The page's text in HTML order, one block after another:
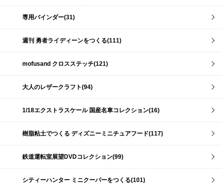
専用バインダー(31)
週刊 勇者ライディーンをつくる(111)
mofusand クロスステッチ(121)
大人のレザークラフト(94)
1/18エクストラスケール 国産名車コレクション(16)
樹脂粘土でつくる ディズニーミニチュアフード(117)
鉄道運転室展望DVDコレクション(99)
シティーハンター ミニクーパーをつくる(101)